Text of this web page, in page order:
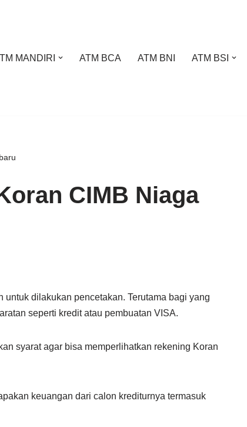
MANDIRI ATM BCA ATM BNI ATM BSI
CIMB Niaga
dilakukan pencetakan. Terutama bagi yang
seperti kredit atau pembuatan VISA.
syarat agar bisa memperlihatkan rekening Koran
keuangan dari calon krediturnya termasuk